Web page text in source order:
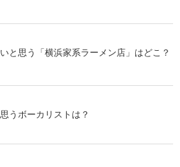
と思う「横浜家系ラーメン店」はどこ？
うボーカリストは？